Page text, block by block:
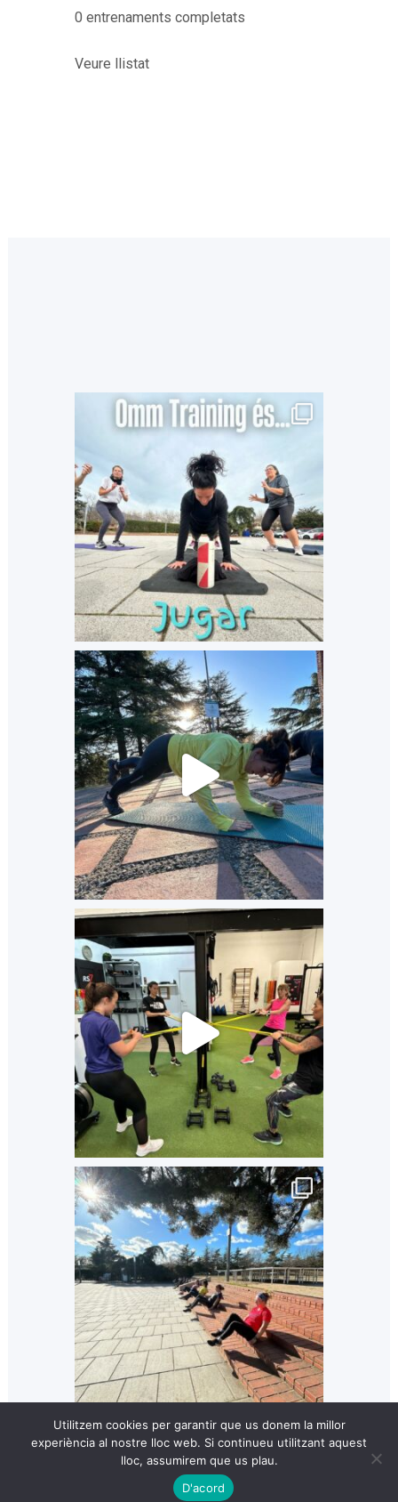
0 entrenaments completats
Veure llistat
Utilitzem cookies per garantir que us donem la millor
experiència al nostre lloc web. Si continueu utilitzant aquest
lloc, assumirem que us plau.
D'acord